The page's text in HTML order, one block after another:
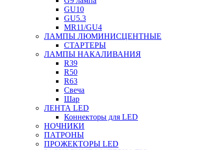
GU10
GU5.3
MR11/GU4
ЛАМПЫ ЛЮМИНИСЦЕНТНЫЕ
СТАРТЕРЫ
ЛАМПЫ НАКАЛИВАНИЯ
R39
R50
R63
Свеча
Шар
ЛЕНТА LED
Коннекторы для LED
НОЧНИКИ
ПАТРОНЫ
ПРОЖЕКТОРЫ LED